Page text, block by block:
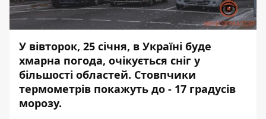
У вівторок, 25 січня, в Україні буде
хмарна погода, очікується сніг у
більшості областей. Стовпчики
термометрів покажуть до - 17 градусів
морозу.